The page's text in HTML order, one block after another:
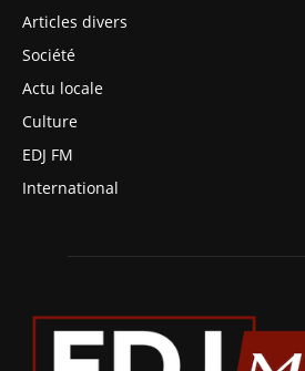
Articles divers
Société
Actu locale
Culture
EDJ FM
International